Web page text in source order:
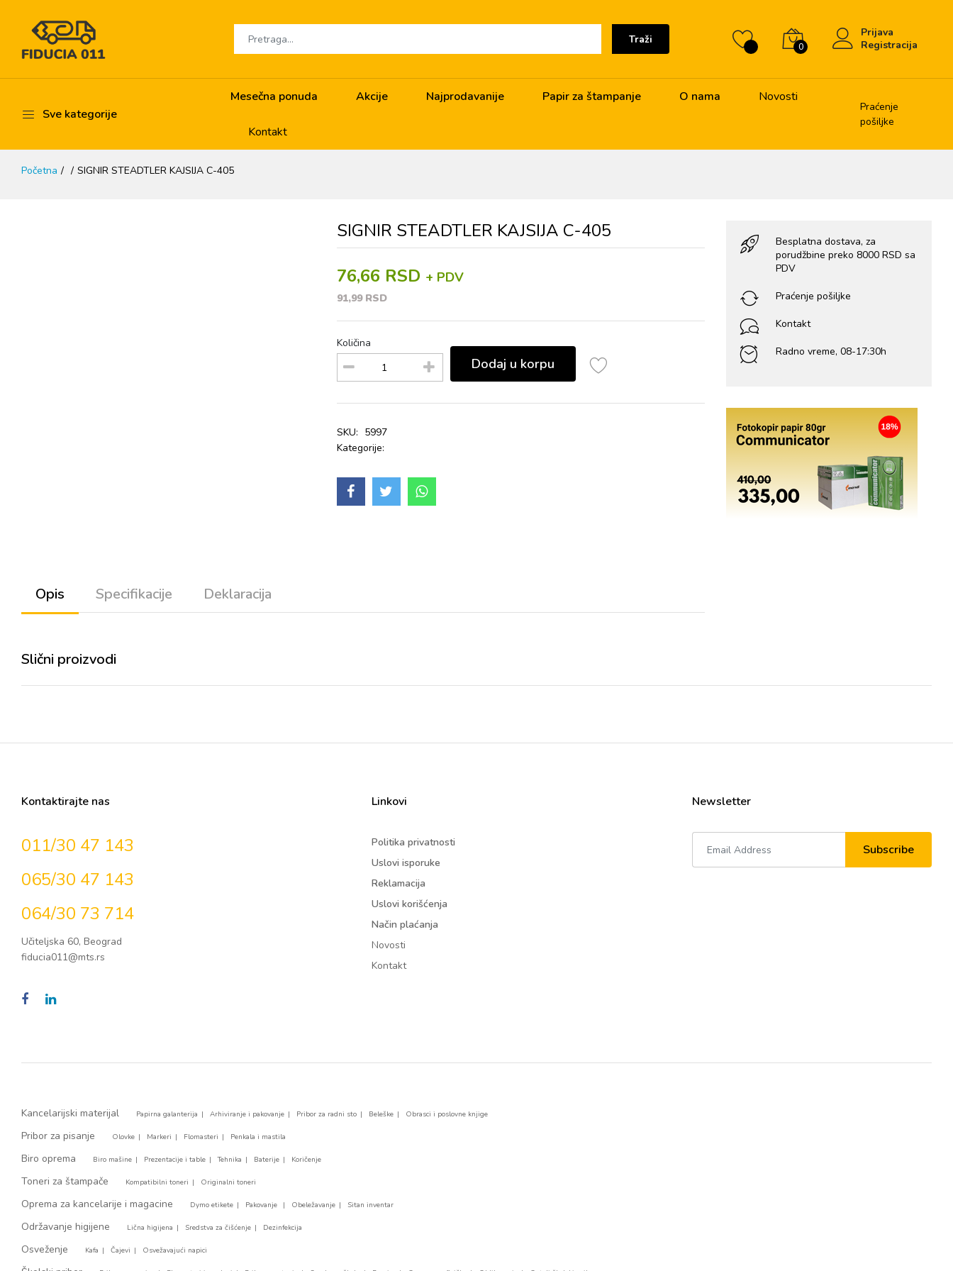
Traži
0
Prijava
Registracija
Sve kategorije
Mesečna ponuda Akcije Najprodavanije Papir za štampanje O nama Novosti
Kontakt
Praćenje
pošiljke
Početna SIGNIR STEADTLER KAJSIJA C-405
SIGNIR STEADTLER KAJSIJA C-405
76,66 RSD + PDV
91,99 RSD
Količina
Dodaj u korpu
SKU: 5997
Kategorije:
Opis Specifikacije Deklaracija
Besplatna dostava, za
porudžbine preko 8000 RSD sa
PDV
Praćenje pošiljke
Kontakt
Radno vreme, 08-17:30h
Slični proizvodi
Kontaktirajte nas
011/30 47 143
065/30 47 143
064/30 73 714
Učiteljska 60, Beograd
fiducia011@mts.rs
Linkovi
Politika privatnosti
Uslovi isporuke
Reklamacija
Uslovi korišćenja
Način plaćanja
Novosti
Kontakt
Newsletter
Subscribe
Kancelarijski materijal Papirna galanterija Arhiviranje i pakovanje Pribor za radni sto Beleške Obrasci i poslovne knjige
Pribor za pisanje Olovke Markeri Flomasteri Penkala i mastila
Biro oprema Biro mašine Prezentacije i table Tehnika Baterije Koričenje
Toneri za štampače Kompatibilni toneri Originalni toneri
Oprema za kancelarije i magacine Dymo etikete Pakovanje Obeležavanje Sitan inventar
Održavanje higijene Lična higijena Sredstva za čišćenje Dezinfekcija
Osveženje Kafa Čajevi Osvežavajući napici